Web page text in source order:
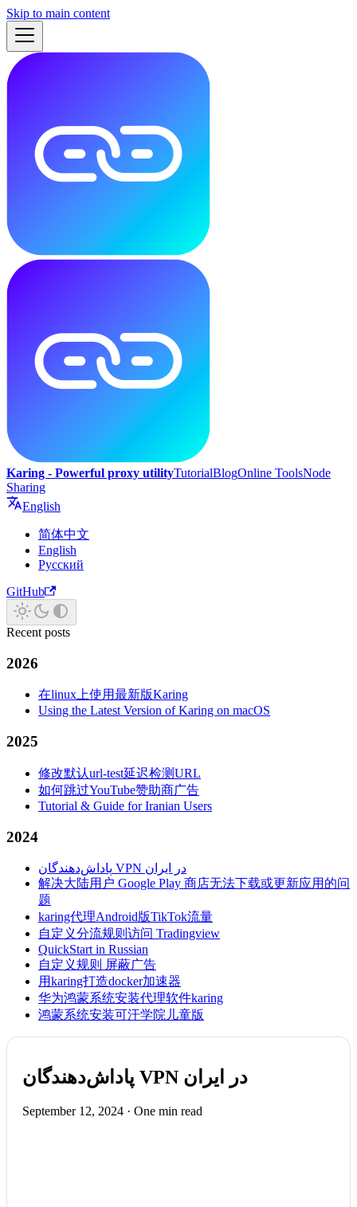
Skip to main content
Karing - Powerful proxy utilityTutorialBlogOnline ToolsNode
Sharing
English
简体中文
English
Русский
GitHub
Recent posts
2026
在linux上使用最新版Karing
Using the Latest Version of Karing on macOS
2025
修改默认url-test延迟检测URL
如何跳过YouTube赞助商广告
Tutorial & Guide for Iranian Users
2024
پاداش‌دهندگان VPN در ایران
解决大陆用户 Google Play 商店无法下载或更新应用的问
题
karing代理Android版TikTok流量
自定义分流规则访问 Tradingview
QuickStart in Russian
自定义规则 屏蔽广告
用karing打造docker加速器
华为鸿蒙系统安装代理软件karing
鸿蒙系统安装可汗学院儿童版
پاداش‌دهندگان VPN در ایران
September 12, 2024 ·One min read